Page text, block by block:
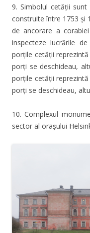
9. Simbolul cetății
construite între 1753 și
de ancorare a
inspecteze lucrările
porțile cetății
porți se deschideau,
porțile cetății
porți se deschideau,
10. Complexul
sector al orașului